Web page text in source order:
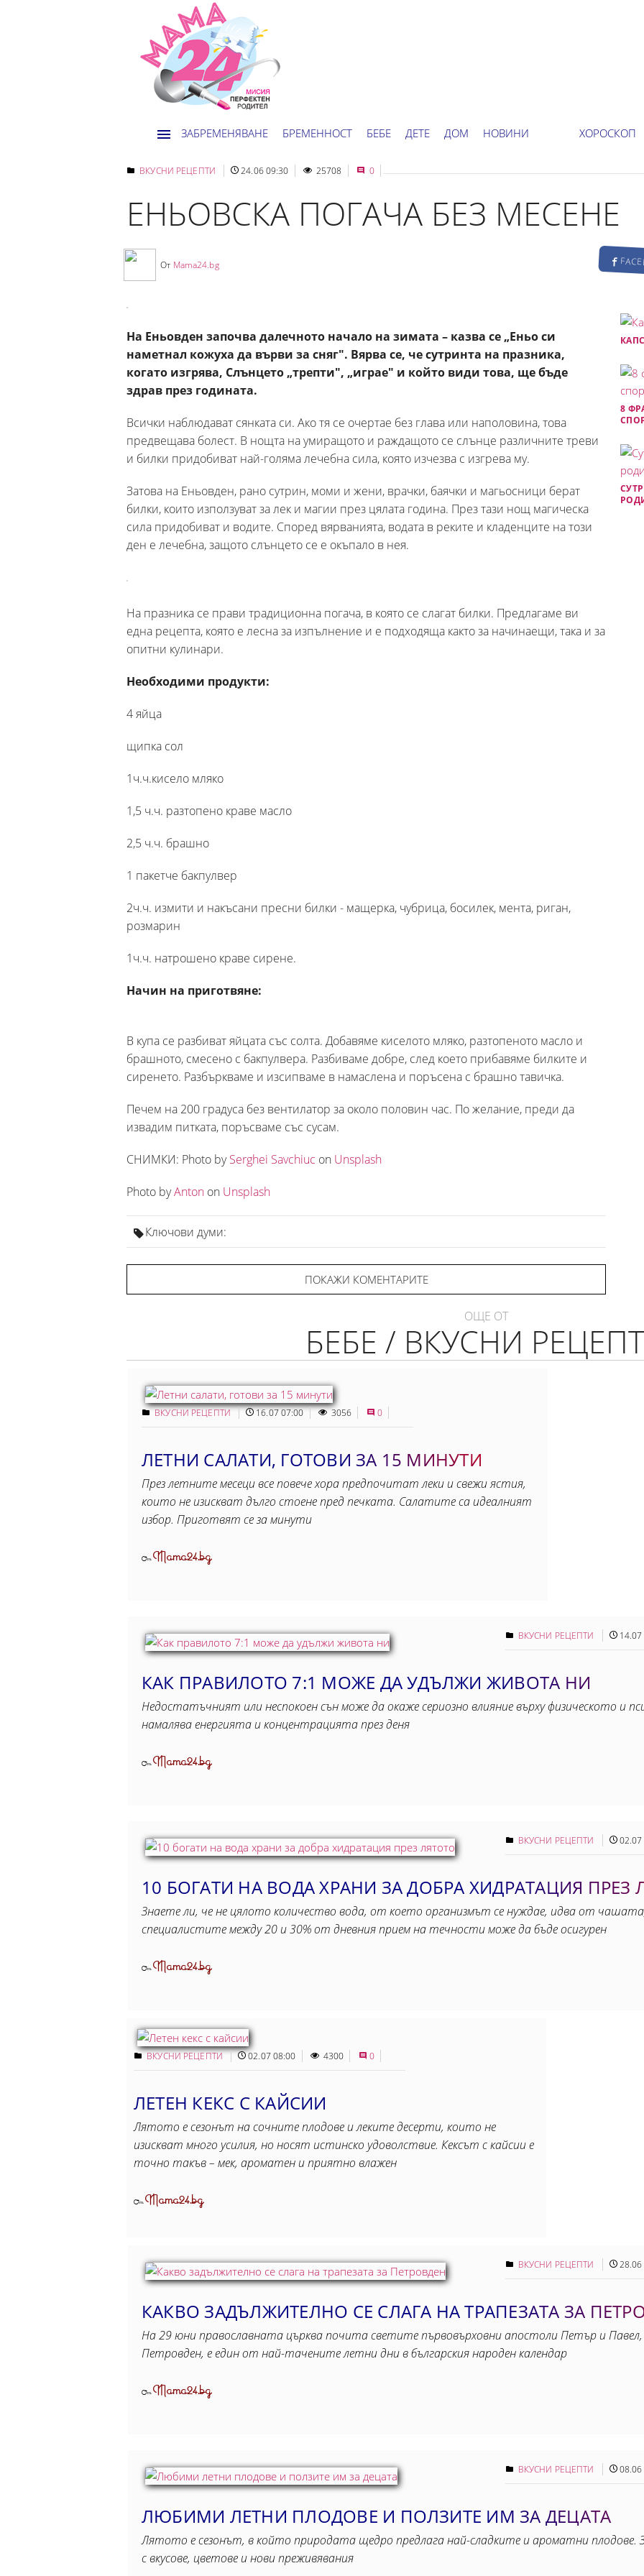
ЗАБРЕМЕНЯВАНЕ БРЕМЕННОСТ БЕБЕ ДЕТЕ ДОМ НОВИНИ ХОРОСКОП
ВКУСНИ РЕЦЕПТИ 24.06 09:30 25708 0
ЕНЬОВСКА ПОГАЧА БЕЗ МЕСЕНЕ
От Mama24.bg
На Еньовден започва далечното начало на зимата – казва се „Еньо си
наметнал кожуха да върви за сняг". Вярва се, че сутринта на празника,
когато изгрява, Слънцето „трепти", „играе" и който види това, ще бъде
здрав през годината.
Всички наблюдават сянката си. Ако тя се очертае без глава или наполовина, това
предвещава болест. В нощта на умиращото и раждащото се слънце различните треви
и билки придобиват най-голяма лечебна сила, която изчезва с изгрева му.
Затова на Еньовден, рано сутрин, моми и жени, врачки, баячки и магьосници берат
билки, които използуват за лек и магии през цялата година. През тази нощ магическа
сила придобиват и водите. Според вярванията, водата в реките и кладенците на този
ден е лечебна, защото слънцето се е окъпало в нея.
На празника се прави традиционна погача, в която се слагат билки. Предлагаме ви
една рецепта, която е лесна за изпълнение и е подходяща както за начинаещи, така и за
опитни кулинари.
Необходими продукти:
4 яйца
щипка сол
1ч.ч.кисело мляко
1,5 ч.ч. разтопено краве масло
2,5 ч.ч. брашно
1 пакетче бакпулвер
2ч.ч. измити и накъсани пресни билки - мащерка, чубрица, босилек, мента, риган,
розмарин
1ч.ч. натрошено краве сирене.
Начин на приготвяне:
В купа се разбиват яйцата със солта. Добавяме киселото мляко, разтопеното масло и
брашното, смесено с бакпулвера. Разбиваме добре, след което прибавяме билките и
сиренето. Разбъркваме и изсипваме в намаслена и поръсена с брашно тавичка.
Печем на 200 градуса без вентилатор за около половин час. По желание, преди да
извадим питката, поръсваме със сусам.
СНИМКИ: Photo bySerghei Savchiuc on Unsplash
Photo byAnton on Unsplash
Ключови думи:
ПОКАЖИ КОМЕНТАРИТЕ
8
ОЩЕ ОТ
БЕБЕ / ВКУСНИ
ВКУСНИ РЕЦЕПТИ 16.07 07:00 3056 0
ЛЕТНИ САЛАТИ, ГОТОВИ ЗА 15 МИНУТИ
През летните месеци все повече хора предпочитат леки и свежи ястия,
които не изискват дълго стоене пред печката. Салатите са идеалният
избор. Приготвят се за минути
ОтMama24.bg
ВКУСНИ РЕЦЕПТИ
КАК ПРАВИЛОТО 7:1 МОЖЕ ДА УДЪЛЖИ ЖИВОТА НИ
Недостатъчният или неспокоен сън може да окаже сериозно влияние върху физическото и
намалява енергията и концентрацията през деня
ОтMama24.bg
ВКУСНИ РЕЦЕПТИ
10 БОГАТИ НА ВОДА ХРАНИ ЗА ДОБРА ХИДРАТАЦИЯ ПРЕЗ
Знаете ли, че не цялото количество вода, от което организмът се нуждае, идва от
специалистите между 20 и 30% от дневния прием на течности може да бъде осигурен
ОтMama24.bg
ВКУСНИ РЕЦЕПТИ 02.07 08:00 4300 0
ЛЕТЕН КЕКС С КАЙСИИ
Лятото е сезонът на сочните плодове и леките десерти, които не
изискват много усилия, но носят истинско удоволствие. Кексът с кайсии е
точно такъв – мек, ароматен и приятно влажен
ОтMama24.bg
ВКУСНИ РЕЦЕПТИ
КАКВО ЗАДЪЛЖИТЕЛНО СЕ СЛАГА НА ТРАПЕЗАТА ЗА
На 29 юни православната църква почита светите първовърховни апостоли Петър и
Петровден, е един от най-тачените летни дни в българския народен календар
ОтMama24.bg
ВКУСНИ РЕЦЕПТИ
ЛЮБИМИ ЛЕТНИ ПЛОДОВЕ И ПОЛЗИТЕ ИМ ЗА ДЕЦАТА
Лятото е сезонът, в който природата щедро предлага най-сладките и ароматни плодове.
с вкусове, цветове и нови преживявания